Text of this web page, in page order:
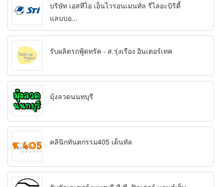
บริษัท เอสทีไอ เอ็นไวรอนเมนทัล รีไลอะบิริตี้
แลบบอ...
รับผลิตรถฟู้ดทรัค - ส.รุ่งเรือง อินเตอร์เทค
มุ้งลวดนนทบุรี
คลินิกทันตกรรม405 เด็นทัล